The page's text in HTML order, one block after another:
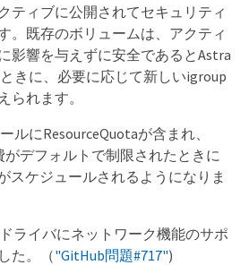
ティブに公開されてセキュリティ
。既存のボリュームは、アクティ
影響を与えずに安全であるとAstra
きに、必要に応じて新しいigroup
られます。
ルにResourceQuotaが含まれ、
デフォルトで制限されたときに
スケジュールされるようになりま
ライバにネットワーク機能のサポ
た。（"GitHub問題#717")